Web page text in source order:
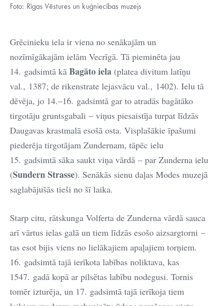
Foto: Rīgas Vēstures un kuģniecības muzejs
Grēcinieku iela ir viena no senākajām un
nozīmīgākajām ielām Vecrīgā. Tā pieminēta jau
14. gadsimtā kā Bagāto iela (platea divitum latīņu
val., 1387; de rikenstrate lejasvācu val., 1402). Ielu tā
dēvēja, jo 14.–16. gadsimtā gar to atradās bagātāko
tirgotāju gruntsgabali – viņus piesaistīja turpat līdzās
Daugavas krastmalā esošā osta. Visplašākie īpašumi
piederēja tirgotājam Zundernam, tāpēc ielu
15. gadsimtā sāka saukt viņa vārdā – par Zunderna ielu
(Sundern Strasse). Senākās sienu daļas Modes muzejā
saglabājušās tieši no šī laika.
Starp citu, rātskunga Volferta de Zunderna vārdā sauca
arī vārtus ielas galā un tiem līdzās esošo aizsargtorni –
tas esot bijis viens no lielākajiem apaļajiem torņiem.
16. gadsimtā tajā ierīkota labības noliktava, kas
1547. gadā kopā ar pilsētas labību nodegusi. Tornis
tomēr izturēja, un 17. gadsimtā tajā ierīkoja tiem